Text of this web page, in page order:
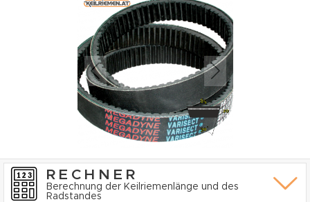
RECHNER
Berechnung der Keilriemenlänge und des
Radstandes